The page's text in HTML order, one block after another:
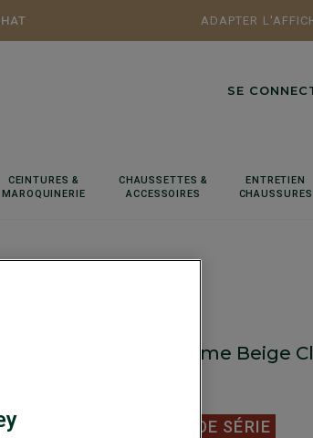
ADAPTER
SE
CEINTURES &
MAROQUINERIE
CHAUSSETTES &
ACCESSOIRES
ENTRETIEN
CHAUSSURES
Pull col roulé homme Beige
FINS DE SÉRIE